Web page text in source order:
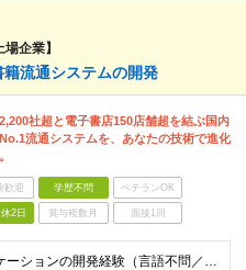
企業】
流通システムの開発
社超と電子書店150店舗超を結ぶ国内
流通システムを、あなたの技術で進化
歓迎 学歴不問 ベテランOK
2日 賞与複数月 面接1回
■Webアプリケーションの開発経験（言語不問／目安1年以上） ※Java, PHP, Ruby, Python, Goなど、いずれかの言語でWEB開発経験があればOKです。 ■学歴不問 □複数名採用